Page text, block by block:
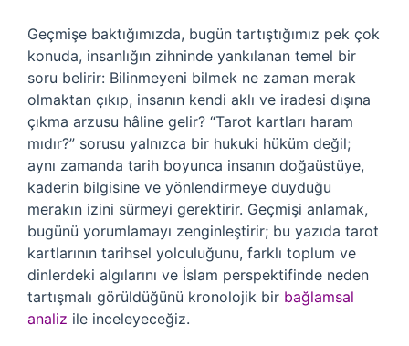
Geçmişe baktığımızda, bugün tartıştığımız pek çok
konuda, insanlığın zihninde yankılanan temel bir
soru belirir: Bilinmeyeni bilmek ne zaman merak
olmaktan çıkıp, insanın kendi aklı ve iradesi dışına
çıkma arzusu hâline gelir? “Tarot kartları haram
mıdır?” sorusu yalnızca bir hukuki hüküm değil;
aynı zamanda tarih boyunca insanın doğaüstüye,
kaderin bilgisine ve yönlendirmeye duyduğu
merakın izini sürmeyi gerektirir. Geçmişi anlamak,
bugünü yorumlamayı zenginleştirir; bu yazıda tarot
kartlarının tarihsel yolculuğunu, farklı toplum ve
dinlerdeki algılarını ve İslam perspektifinde neden
tartışmalı görüldüğünü kronolojik bir bağlamsal
analiz ile inceleyeceğiz.